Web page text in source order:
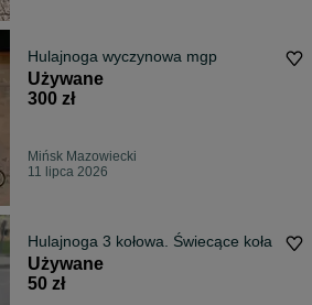
Hulajnoga wyczynowa mgp
Używane
300 zł
Mińsk Mazowiecki
11 lipca 2026
Hulajnoga 3 kołowa. Świecące koła
Używane
50 zł